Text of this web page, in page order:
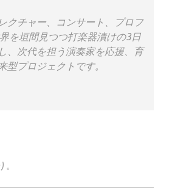
クチャー、コンサート、プロフ
を垣間見つつ打楽器漬けの3日
、次代を担う演奏家を応援、育
型プロジェクトです。